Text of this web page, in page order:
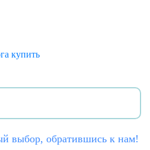
выбор, обратившись к нам!